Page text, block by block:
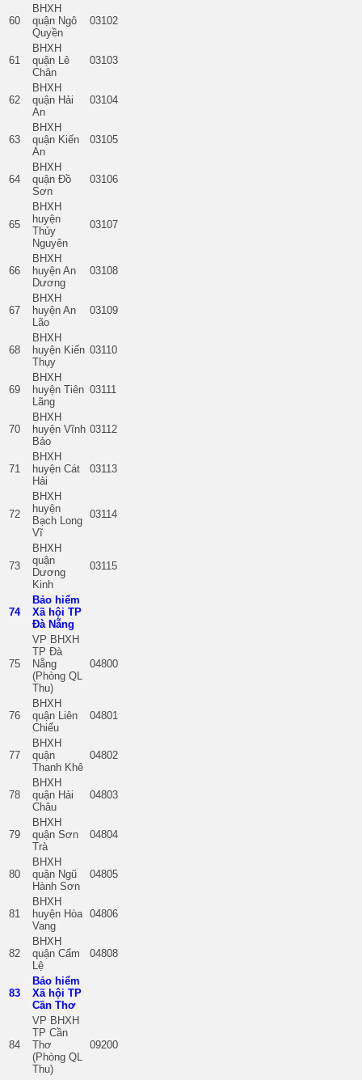
60
BHXH
quận Ngô
Quyền
03102
61
BHXH
quận Lê
Chân
03103
62
BHXH
quận Hải
An
03104
63
BHXH
quận Kiến
An
03105
64
BHXH
quận Đồ
Sơn
03106
65
BHXH
huyện
Thủy
Nguyên
03107
66
BHXH
huyện An
Dương
03108
67
BHXH
huyện An
Lão
03109
68
BHXH
huyện Kiến
Thụy
03110
69
BHXH
huyện Tiên
Lãng
03111
70
BHXH
huyện Vĩnh
Bảo
03112
71
BHXH
huyện Cát
Hải
03113
72
BHXH
huyện
Bạch Long
Vĩ
03114
73
BHXH
quận
Dương
Kinh
03115
74
Bảo hiểm
Xã hội TP
Đà Nẵng
75
VP BHXH
TP Đà
Nẵng
(Phòng QL
Thu)
04800
76
BHXH
quận Liên
Chiểu
04801
77
BHXH
quận
Thanh Khê
04802
78
BHXH
quận Hải
Châu
04803
79
BHXH
quận Sơn
Trà
04804
80
BHXH
quận Ngũ
Hành Sơn
04805
81
BHXH
huyện Hòa
Vang
04806
82
BHXH
quận Cẩm
Lệ
04808
83
Bảo hiểm
Xã hội TP
Cần Thơ
84
VP BHXH
TP Cần
Thơ
(Phòng QL
Thu)
09200